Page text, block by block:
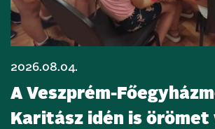
2026.08.04.
A Veszprém-
Karitász idén is